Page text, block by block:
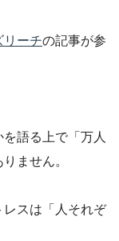
リーチの記事が参
語る上で「万人
ません。
スは「人それぞ